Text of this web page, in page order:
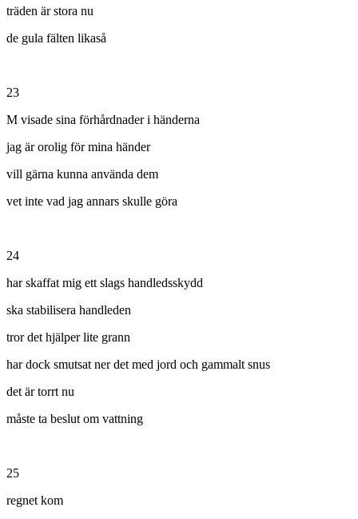
träden är stora nu
de gula fälten likaså
23
M visade sina förhårdnader i händerna
jag är orolig för mina händer
vill gärna kunna använda dem
vet inte vad jag annars skulle göra
24
har skaffat mig ett slags handledsskydd
ska stabilisera handleden
tror det hjälper lite grann
har dock smutsat ner det med jord och gammalt snus
det är torrt nu
måste ta beslut om vattning
25
regnet kom